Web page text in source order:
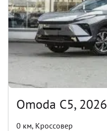
Omoda C5, 2026
0 км, Кроссовер